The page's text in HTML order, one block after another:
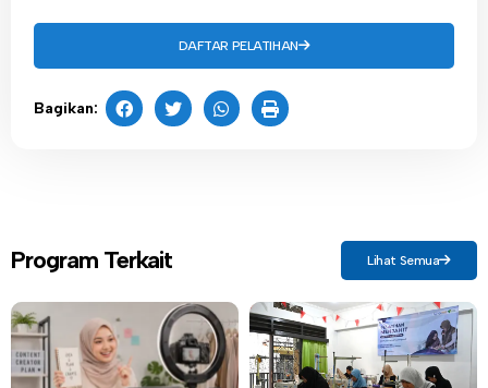
DAFTAR PELATIHAN
Bagikan:
Program Terkait Lihat Semua